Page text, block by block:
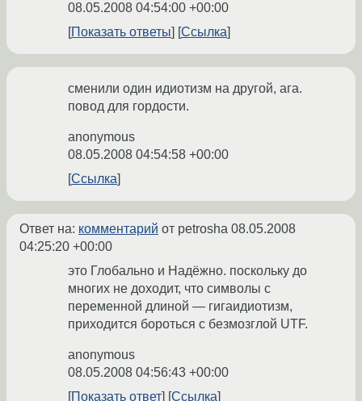
08.05.2008 04:54:00 +00:00
Показать ответы
Ссылка
сменили один идиотизм на другой, ага.
повод для гордости.
anonymous
08.05.2008 04:54:58 +00:00
Ссылка
Ответ на: комментарий от petrosha 08.05.2008
04:25:20 +00:00
это Глобально и Надёжно. поскольку до
многих не доходит, что символы с
переменной длиной — гигаидиотизм,
приходится бороться с безмозглой UTF.
anonymous
08.05.2008 04:56:43 +00:00
Показать ответ
Ссылка